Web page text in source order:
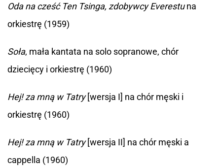
Oda na cześć Ten Tsinga, zdobywcy Everestuna
orkiestrę (1959)
Soła, mała kantata na solo sopranowe, chór
dziecięcy i orkiestrę (1960)
Hej! za mną w Tatry[wersja I] na chór męski i
orkiestrę (1960)
Hej! za mną w Tatry[wersja II] na chór męski a
cappella (1960)